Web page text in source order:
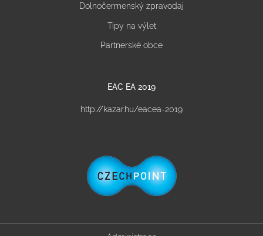
Dolnočermenský zpravodaj
Tipy na výlet
Partnerské obce
EAC EA 2019
http://kazar.hu/eacea-2019